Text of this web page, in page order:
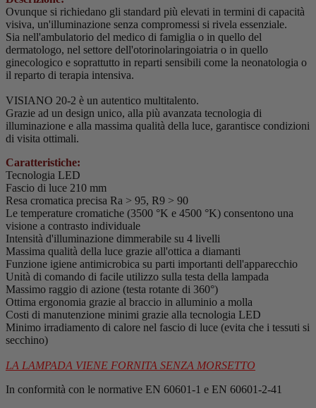
Ovunque si richiedano gli standard più elevati in termini di capacità
visiva, un'illuminazione senza compromessi si rivela essenziale.
Sia nell'ambulatorio del medico di famiglia o in quello del
dermatologo, nel settore dell'otorinolaringoiatria o in quello
ginecologico e soprattutto in reparti sensibili come la neonatologia o
il reparto di terapia intensiva.
VISIANO 20-2 è un autentico multitalento.
Grazie ad un design unico, alla più avanzata tecnologia di
illuminazione e alla massima qualità della luce, garantisce condizioni
di visita ottimali.
Caratteristiche:
Tecnologia LED
Fascio di luce 210 mm
Resa cromatica precisa Ra > 95, R9 > 90
Le temperature cromatiche (3500 °K e 4500 °K) consentono una
visione a contrasto individuale
Intensità d'illuminazione dimmerabile su 4 livelli
Massima qualità della luce grazie all'ottica a diamanti
Funzione igiene antimicrobica su parti importanti dell'apparecchio
Unità di comando di facile utilizzo sulla testa della lampada
Massimo raggio di azione (testa rotante di 360°)
Ottima ergonomia grazie al braccio in alluminio a molla
Costi di manutenzione minimi grazie alla tecnologia LED
Minimo irradiamento di calore nel fascio di luce (evita che i tessuti si
secchino)
LA LAMPADA VIENE FORNITA SENZA MORSETTO
In conformità con le normative EN 60601-1 e EN 60601-2-41